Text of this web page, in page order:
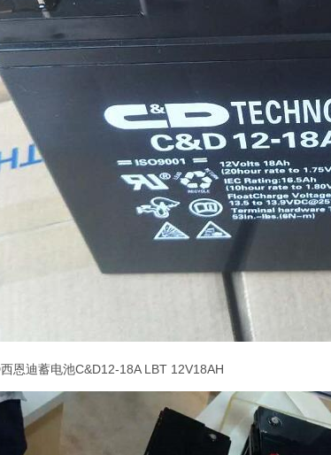
西恩迪蓄电池C&D12-18A LBT 12V18AH